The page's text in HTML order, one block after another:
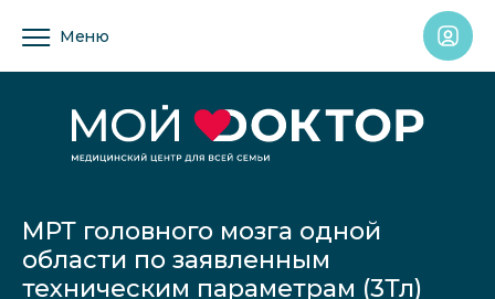
Меню
МРТ головного мозга одной
области по заявленным
техническим параметрам (3Тл)